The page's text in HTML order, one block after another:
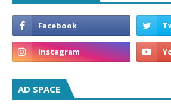
AD SPACE